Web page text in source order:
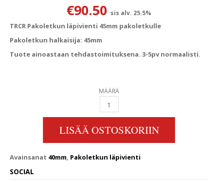
€90.50 sis alv. 25.5%
TRCR Pakoletkun läpivienti 45mm pakoletkulle
Pakoletkun halkaisija: 45mm
Tuote ainoastaan tehdastoimituksena. 3-5pv normaalisti.
MÄÄRÄ
TRCR PAKOLETKUN LÄPIVIENTI 45MM
LISÄÄ OSTOSKORIIN
Avainsanat 40mm, Pakoletkun läpivienti
SOCIAL